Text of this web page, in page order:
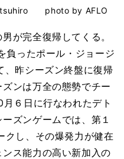
photo by AFLO
が完全復帰してくる。
負ったポール・ジョージ
、昨シーズン終盤に復帰
ンは万全の態勢でチー
６日に行なわれたデト
ズンゲームでは、第１
クし、その爆発力が健在
ス能力の高い新加入の